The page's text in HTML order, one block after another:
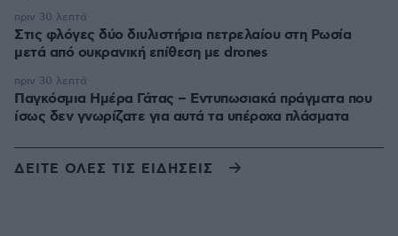
Στις φλόγες δύο διυλιστήρια πετρελαίου στη Ρωσία
μετά από ουκρανική επίθεση με drones
πριν 30 λεπτά
Παγκόσμια Ημέρα Γάτας – Εντυπωσιακά πράγματα που
ίσως δεν γνωρίζατε για αυτά τα υπέροχα πλάσματα
πριν 30 λεπτά
ΔΕΙΤΕ ΟΛΕΣ ΤΙΣ ΕΙΔΗΣΕΙΣ